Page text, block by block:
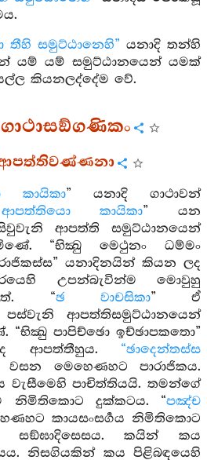
තීහි සමුට්ඨානෙහි” යනාදි තන්හි
යම් යම් සමුට්ඨානයෙන් යමක්
කියනලද්දේම වේ.
” යනාදි ගාථාවන්
කායිකා” යන
ආපත්ති සමුට්ඨානයෙන්
“භික්‍ඛු මෙථුනං ධම්මං
යනාදිනයින් කියන ලද
උපන්බැවින්ම මොවුහු
“ඡ වාචසිකා” ඒ
පස්වැනි ආපත්තිසමුට්ඨානයෙන්
“භික්‍ඛු පාපිච්ඡො ඉච්ඡාපකතො”
ආපත්තීහුය. “ඡාදෙන්තස්ස
වසන මෙහෙණහට පාරාජිකය.
වැසීමෙහි පාචිත්තියයි. තමන්ගේ
නිමිතිකොට දුක්කටය. “පඤ්ච
කායසංසර්‍ගය නිමිතිකොට
සඞ්ඝාදිසෙසය. කයින් කය
නිසගියකින් කය පිළිබඳයෙහි